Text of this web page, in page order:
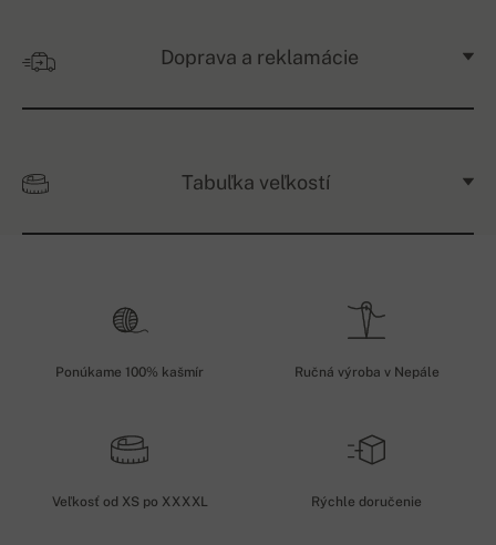
Doprava a reklamácie
Tabuľka veľkostí
Ponúkame 100% kašmír Ručná výroba v Nepále
Veľkosť od XS po XXXXL Rýchle doručenie